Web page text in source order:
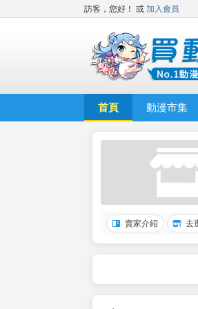
訪客，您好！ 或 加入會員
首頁 動漫市集
賣家介紹 去